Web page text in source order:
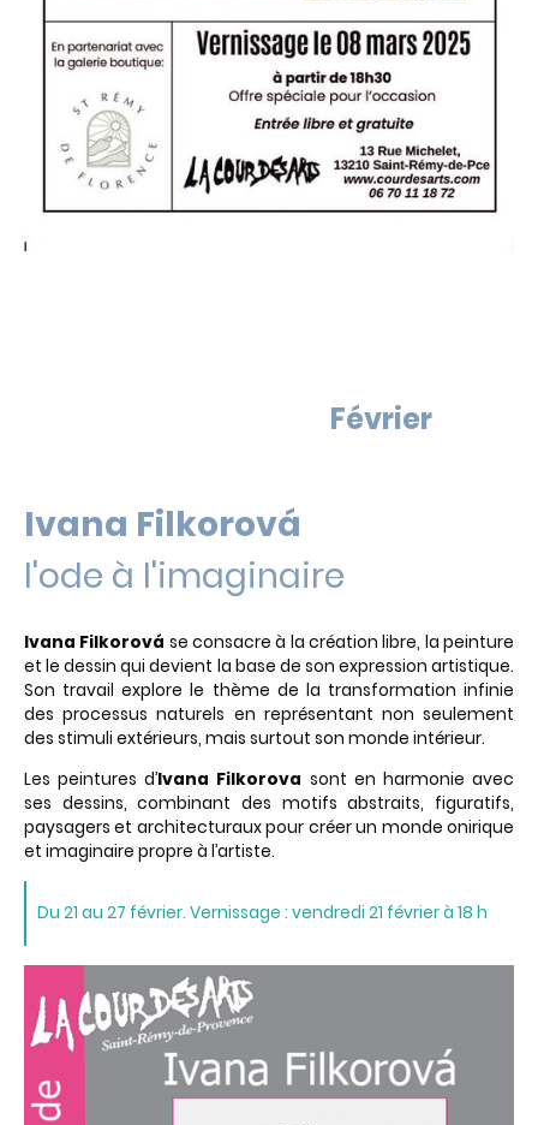
Février
Ivana Filkorová
l'ode à l'imaginaire
Ivana Filkorová se consacre à la création libre, la peinture
et le dessin qui devient la base de son expression artistique.
Son travail explore le thème de la transformation infinie
des processus naturels en représentant non seulement
des stimuli extérieurs, mais surtout son monde intérieur.
Les peintures d’Ivana Filkorova sont en harmonie avec
ses dessins, combinant des motifs abstraits, figuratifs,
paysagers et architecturaux pour créer un monde onirique
et imaginaire propre à l’artiste.
Du 21 au 27 février. Vernissage : vendredi 21 février à 18 h